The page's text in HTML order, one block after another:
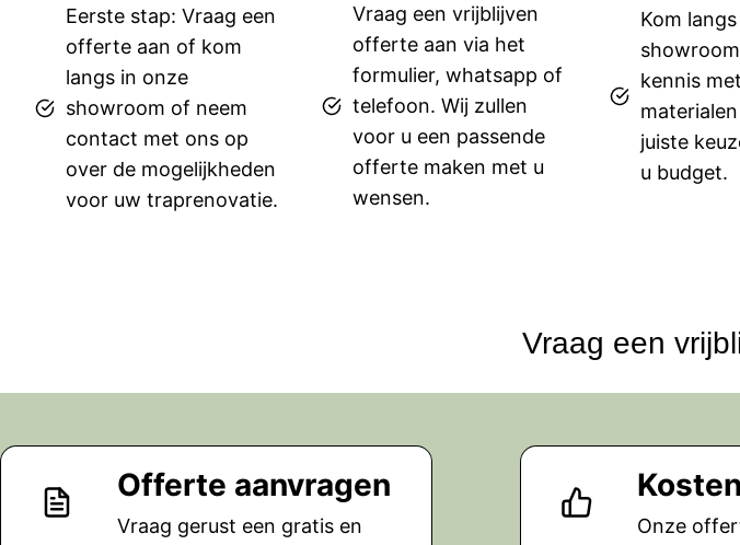
Eerste stap: Vraag een
offerte aan of kom
langs in onze
showroom of neem
contact met ons op
over de mogelijkheden
voor uw traprenovatie.
Vraag een vrijblijven
offerte aan via het
formulier, whatsapp of
telefoon. Wij zullen
voor u een passende
offerte maken met u
wensen.
Kom
kennis
juiste
u budget.
Vraag een
Offerte aanvragen
Vraag gerust een gratis en
Onze